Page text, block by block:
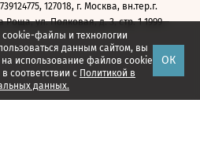
файлы и технологии
данным сайтом, вы
на использование файлов cookie
соответствии с Политикой в
данных.
ОК
127018, г. Москва, вн.тер.г.
ул. Полковая, д. 3, стр. 1 1999—